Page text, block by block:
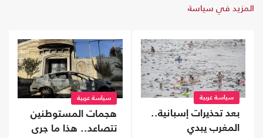
المزيد في سياسة
سياسة عربية
بعد تحذيرات إسبانية..
المغرب يبدي
سياسة عربية
هجمات المستوطنين
تتصاعد.. هذا ما جرى